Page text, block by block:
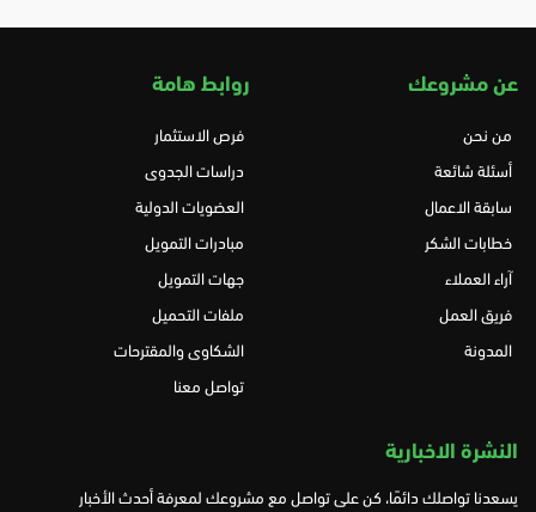
عن مشروعك
من نحن
أسئلة شائعة
سابقة الاعمال
خطابات الشكر
آراء العملاء
فريق العمل
المدونة
روابط هامة
فرص الاستثمار
دراسات الجدوى
العضويات الدولية
مبادرات التمويل
جهات التمويل
ملفات التحميل
الشكاوى والمقترحات
تواصل معنا
النشرة الاخبارية
يسعدنا تواصلك دائمًا، كن على تواصل مع مشروعك لمعرفة أحدث الأخبار